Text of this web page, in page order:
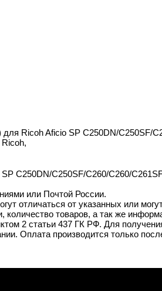
Ricoh Aficio SP C250DN/C250SF/
C250DN/C250SF/C260/C260/
или Почтой России.
отличаться от указанных или
товаров, а так же
2 статьи 437 ГК РФ. Для
Оплата производится только